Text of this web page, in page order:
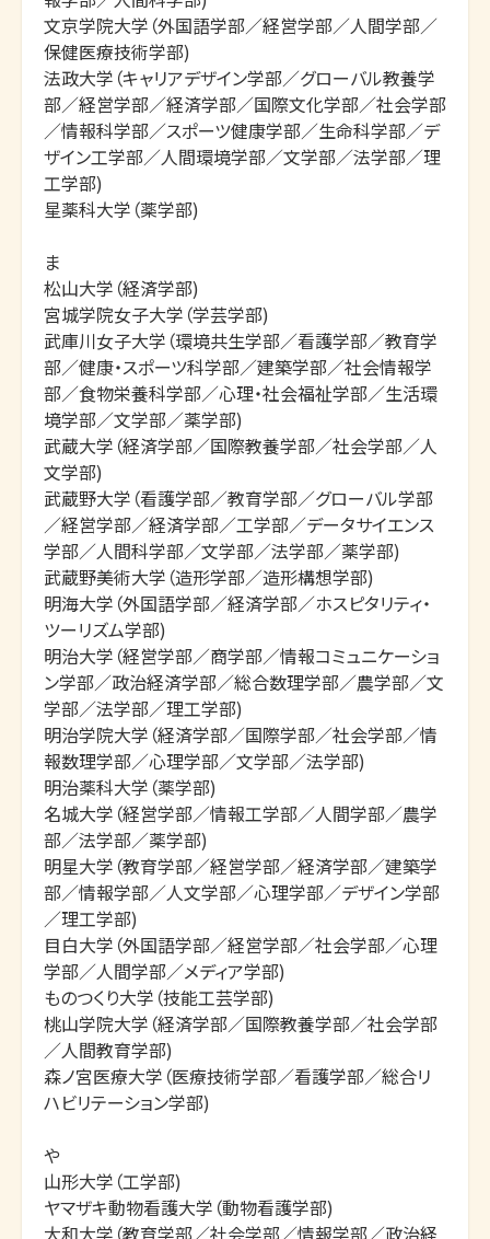
文京学院大学（外国語学部／経営学部／人間学部／
保健医療技術学部)
法政大学（キャリアデザイン学部／グローバル教養学
部／経営学部／経済学部／国際文化学部／社会学部
／情報科学部／スポーツ健康学部／生命科学部／デ
ザイン工学部／人間環境学部／文学部／法学部／理
工学部)
星薬科大学（薬学部)
ま
松山大学（経済学部)
宮城学院女子大学（学芸学部)
武庫川女子大学（環境共生学部／看護学部／教育学
部／健康・スポーツ科学部／建築学部／社会情報学
部／食物栄養科学部／心理・社会福祉学部／生活環
境学部／文学部／薬学部)
武蔵大学（経済学部／国際教養学部／社会学部／人
文学部)
武蔵野大学（看護学部／教育学部／グローバル学部
／経営学部／経済学部／工学部／データサイエンス
学部／人間科学部／文学部／法学部／薬学部)
武蔵野美術大学（造形学部／造形構想学部)
明海大学（外国語学部／経済学部／ホスピタリティ・
ツーリズム学部)
明治大学（経営学部／商学部／情報コミュニケーショ
ン学部／政治経済学部／総合数理学部／農学部／文
学部／法学部／理工学部)
明治学院大学（経済学部／国際学部／社会学部／情
報数理学部／心理学部／文学部／法学部)
明治薬科大学（薬学部)
名城大学（経営学部／情報工学部／人間学部／農学
部／法学部／薬学部)
明星大学（教育学部／経営学部／経済学部／建築学
部／情報学部／人文学部／心理学部／デザイン学部
／理工学部)
目白大学（外国語学部／経営学部／社会学部／心理
学部／人間学部／メディア学部)
ものつくり大学（技能工芸学部)
桃山学院大学（経済学部／国際教養学部／社会学部
／人間教育学部)
森ノ宮医療大学（医療技術学部／看護学部／総合リ
ハビリテーション学部)
や
山形大学（工学部)
ヤマザキ動物看護大学（動物看護学部)